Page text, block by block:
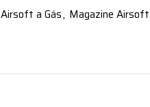
Airsoft a Gás, Magazine Airsoft